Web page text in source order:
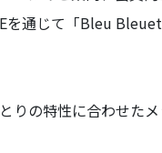
通じて「Bleu Bleuet
りの特性に合わせたメ